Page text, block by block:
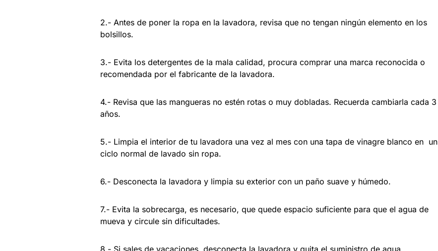
2.- Antes de poner la ropa en la lavadora, revisa que no tengan ningún elemento en los
bolsillos.
3.- Evita los detergentes de la mala calidad, procura comprar una marca reconocida o
recomendada por el fabricante de la lavadora.
4.- Revisa que las mangueras no estén rotas o muy dobladas. Recuerda cambiarla cada 3
años.
5.- Limpia el interior de tu lavadora una vez al mes con una tapa de vinagre blanco en un
ciclo normal de lavado sin ropa.
6.- Desconecta la lavadora y limpia su exterior con un paño suave y húmedo.
7.- Evita la sobrecarga, es necesario, que quede espacio suficiente para que el agua de
mueva y circule sin dificultades.
8.- Si sales de vacaciones, desconecta la lavadora y quita el suministro de agua.